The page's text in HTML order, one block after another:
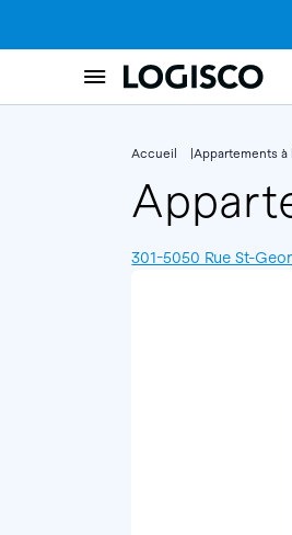
Accueil Appartements à
301-5050 Rue St-